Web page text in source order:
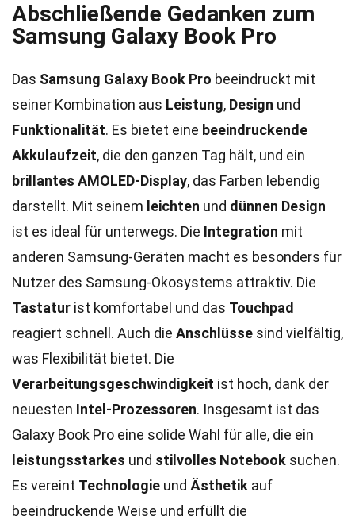
Abschließende Gedanken zum
Samsung Galaxy Book Pro
Das Samsung Galaxy Book Pro beeindruckt mit
seiner Kombination aus Leistung, Design und
Funktionalität. Es bietet eine beeindruckende
Akkulaufzeit, die den ganzen Tag hält, und ein
brillantes AMOLED-Display, das Farben lebendig
darstellt. Mit seinem leichten und dünnen Design
ist es ideal für unterwegs. Die Integration mit
anderen Samsung-Geräten macht es besonders für
Nutzer des Samsung-Ökosystems attraktiv. Die
Tastatur ist komfortabel und das Touchpad
reagiert schnell. Auch die Anschlüsse sind vielfältig,
was Flexibilität bietet. Die
Verarbeitungsgeschwindigkeit ist hoch, dank der
neuesten Intel-Prozessoren. Insgesamt ist das
Galaxy Book Pro eine solide Wahl für alle, die ein
leistungsstarkes und stilvolles Notebook suchen.
Es vereint Technologie und Ästhetik auf
beeindruckende Weise und erfüllt die